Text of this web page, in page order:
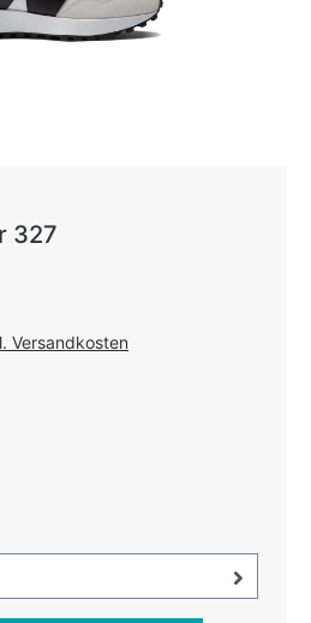
327
Versandkosten
aktuell ausgewählt: